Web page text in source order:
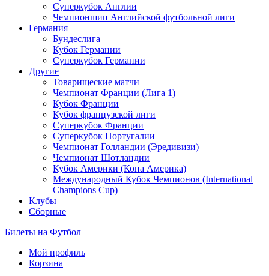
Суперкубок Англии
Чемпионшип Английской футбольной лиги
Германия
Бундеслига
Кубок Германии
Суперкубок Германии
Другие
Товарищеские матчи
Чемпионат Франции (Лига 1)
Кубок Франции
Кубок французской лиги
Суперкубок Франции
Суперкубок Португалии
Чемпионат Голландии (Эредивизи)
Чемпионат Шотландии
Кубок Америки (Копа Америка)
Международный Кубок Чемпионов (International
Champions Cup)
Клубы
Сборные
Билеты на Футбол
Мой профиль
Корзина